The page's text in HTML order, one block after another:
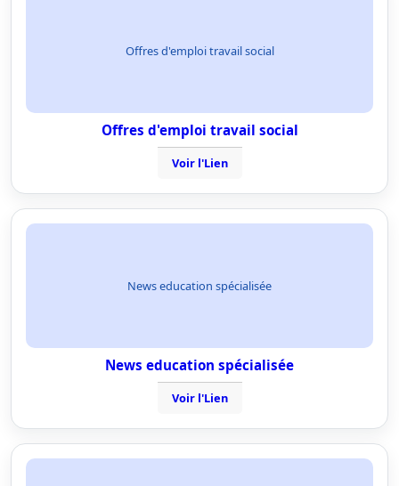
Offres d'emploi travail social
Offres d'emploi travail social
Voir l'Lien
News education spécialisée
News education spécialisée
Voir l'Lien